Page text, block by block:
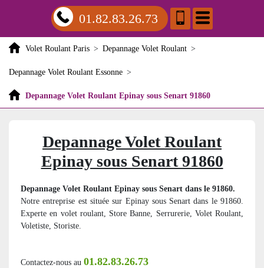
01.82.83.26.73
Volet Roulant Paris > Depannage Volet Roulant >
Depannage Volet Roulant Essonne >
Depannage Volet Roulant Epinay sous Senart 91860
Depannage Volet Roulant
Epinay sous Senart 91860
Depannage Volet Roulant Epinay sous Senart dans le 91860.
Notre entreprise est située sur Epinay sous Senart dans le 91860.
Experte en volet roulant, Store Banne, Serrurerie, Volet Roulant,
Voletiste, Storiste.
Contactez-nous au 01.82.83.26.73